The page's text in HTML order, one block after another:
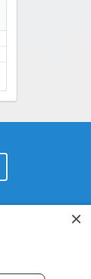
×